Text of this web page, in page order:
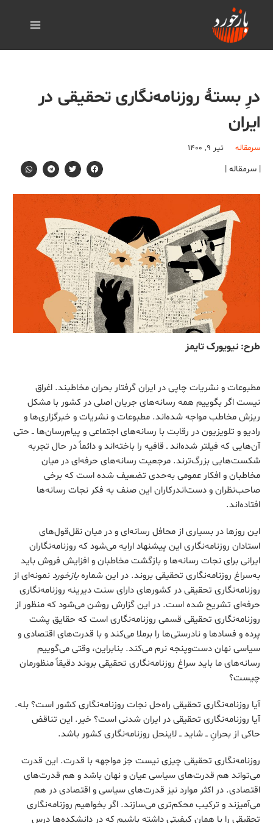
درِ بستۀ روزنامه‌نگاری تحقیقی در
ایران
سرمقاله تیر ۹, ۱۴۰۰
| سرمقاله |
طرح: نیویورک تایمز
مطبوعات و نشریات چاپی در ایران گرفتار بحران مخاطبند. اغراق
نیست اگر بگوییم همه رسانه‌های جریان اصلی در کشور با مشکل
ریزش مخاطب مواجه شده‌اند. مطبوعات و نشریات و خبرگزاری‌ها و
رادیو و تلویزیون در رقابت با رسانه‌های اجتماعی و پیام‌رسان‌ها ــ حتی
آن‌هایی که فیلتر شده‌اند ـ قافیه را باخته‌اند و دائماً در حال تجربه
شکست‌هایی بزرگ‌ترند. مرجعیت رسانه‌های حرفه‌ای در میان
مخاطبان و افکار عمومی به‌حدی تضعیف شده است که برخی
صاحب‌نظران و دست‌اندرکاران این صنف به فکر نجات رسانه‌ها
افتاده‌اند.
این روزها در بسیاری از محافل رسانه‌ای و در میان نقل‌قول‌های
استادان روزنامه‌نگاری این پیشنهاد ارایه می‌شود که روزنامه‌نگاران
ایرانی برای نجات رسانه‌ها و بازگشت مخاطبان و افزایش فروش باید
به‌سراغ روزنامه‌نگاری تحقیقی بروند. دراین شمارهبازخوردنمونه‌ای از
روزنامه‌نگاری تحقیقی در کشورهای دارای سنت دیرینه روزنامه‌نگاری
حرفه‌ای تشریح شده است. در این گزارش روشن می‌شود که منظور از
روزنامه‌نگاری تحقیقی قسمی روزنامه‌نگاری است که حقایق پشت
پرده و فسادها و نادرستی‌ها را برملا می‌کند و با قدرت‌های اقتصادی و
سیاسی نهان دست‌وپنجه نرم می‌کند. بنابراین، وقتی می‌گوییم
رسانه‌های ما باید سراغ روزنامه‌نگاری تحقیقی بروند دقیقاً منظورمان
چیست؟
آیا روزنامه‌نگاری تحقیقی راه‌حل نجات روزنامه‌نگاری کشور است؟ بله.
آیا روزنامه‌نگاری تحقیقی در ایران شدنی است؟ خیر. این تناقض
حاکی از بحرانِ ــ شاید ــ لاینحل روزنامه‌نگاری کشور باشد.
روزنامه‌نگاری تحقیقی چیزی نیست جز مواجهه با قدرت. این قدرت
می‌تواند هم قدرت‌های سیاسی عیان و نهان باشد و هم قدرت‌های
اقتصادی. در اکثر موارد نیز قدرت‌های سیاسی و اقتصادی در هم
می‌آمیزند و ترکیب محکم‌تری می‌سازند. اگر بخواهیم روزنامه‌نگاری
تحقیقی را با همان کیفیتی داشته باشیم که در دانشکده‌ها درس